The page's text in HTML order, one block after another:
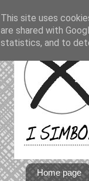
Home page
This site uses
are shared with
statistics, and to